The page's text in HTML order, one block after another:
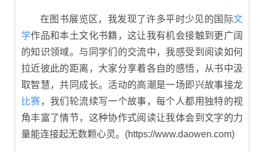
在图书展览区，我发现了许多平时少见的国际文
学作品和本土文化书籍，这让我有机会接触到更广阔
的知识领域。与同学们的交流中，我感受到阅读如何
拉近彼此的距离，大家分享着各自的感悟，从书中汲
取智慧，共同成长。活动的高潮是一场即兴故事接龙
比赛，我们轮流续写一个故事，每个人都用独特的视
角丰富了情节，这种协作式阅读让我体会到文字的力
量能连接起无数颗心灵。(https://www.daowen.com)